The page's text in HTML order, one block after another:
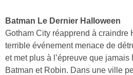
Batman Le Dernier Halloween
Gotham City réapprend à craindre
terrible événement menace de
et met plus à l’épreuve que jamais
Batman et Robin. Dans une ville